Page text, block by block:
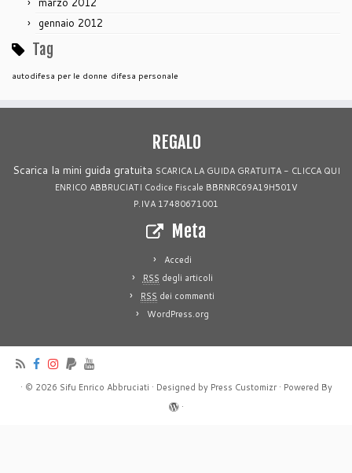
gennaio 2012
Tag
autodifesa per le donne difesa personale
REGALO
Scarica la mini guida gratuita SCARICA LA GUIDA GRATUITA - CLICCA QUI
ENRICO ABBRUCIATI Codice Fiscale BBRNRC69A19H501V
P.IVA 17480671001
Meta
Accedi
RSS degli articoli
RSS dei commenti
WordPress.org
· © 2026 Sifu Enrico Abbruciati · Designed by Press Customizr· Powered By
·